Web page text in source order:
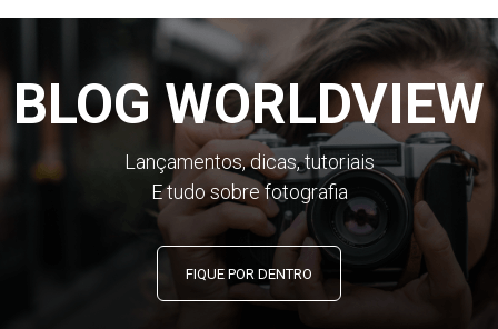
BLOG WORLDVIEW
Lançamentos, dicas, tutoriais
E tudo sobre fotografia
FIQUE POR DENTRO